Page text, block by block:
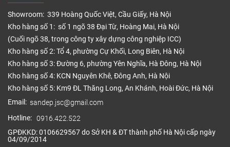
3. Cải thiện mặt nền nhà
Nếu nhà bạn có lớp nền yếu, gồ gề, không bằng
phẳng. Bạn sẽ không cần phải lo sẽ không lắp đặt
sàn nhựa có hèm khóa. Vì lớp xốp lót đã khắc phục
các tình trạng sàn nhà bị lồi lõm và bạn có thể lắp
đặt sàn nhựa vinyl hoàn toàn bình thường. Trong
trường hợp lớp nền gạch quá kém, bạn có thể chọn
lớp xốp lót dầy hơn như lớp xốp cao su dày 3mm.
4. Giá trị cách điện, cách nhiệt
Showroom: 339 Hoàng Quốc Việt, Cầu Giấy, Hà Nội
Kho hàng số 1: số 1 ngõ 38 Đại Từ, Hoàng Mai, Hà Nội
(Cuối ngõ 38, trong công ty xây dựng công nghiệp ICC)
Kho hàng số 2: Tổ 4, phường Cự Khối, Long Biên, Hà Nội
Kho hàng số 3: Đường 6, phường Yên Nghĩa, Hà Đông, Hà Nội
Kho hàng số 4: KCN Nguyên Khê, Đông Anh, Hà Nội
Kho hàng số 5: Km9 ĐL Thăng Long, An Khánh, Hoài Đức, Hà Nội
Email: sandep.jsc@gmail.com
Hotline: 0916.422.522
GPĐKKD: 0106629567 do Sở KH & ĐT thành phố Hà Nội cấp ngày
04/09/2014